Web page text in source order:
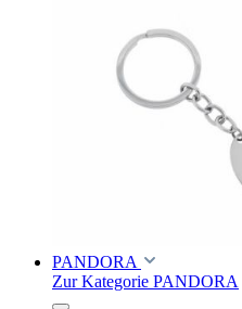
PANDORA
Zur Kategorie PANDORA